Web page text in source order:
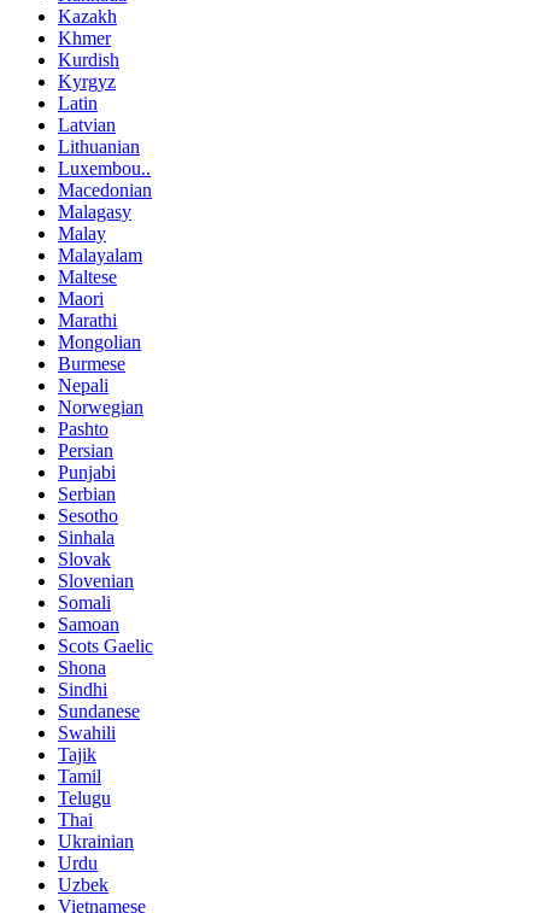
Kazakh
Khmer
Kurdish
Kyrgyz
Latin
Latvian
Lithuanian
Luxembou..
Macedonian
Malagasy
Malay
Malayalam
Maltese
Maori
Marathi
Mongolian
Burmese
Nepali
Norwegian
Pashto
Persian
Punjabi
Serbian
Sesotho
Sinhala
Slovak
Slovenian
Somali
Samoan
Scots Gaelic
Shona
Sindhi
Sundanese
Swahili
Tajik
Tamil
Telugu
Thai
Ukrainian
Urdu
Uzbek
Vietnamese